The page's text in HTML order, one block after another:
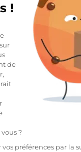
!
de
?
préférences par la